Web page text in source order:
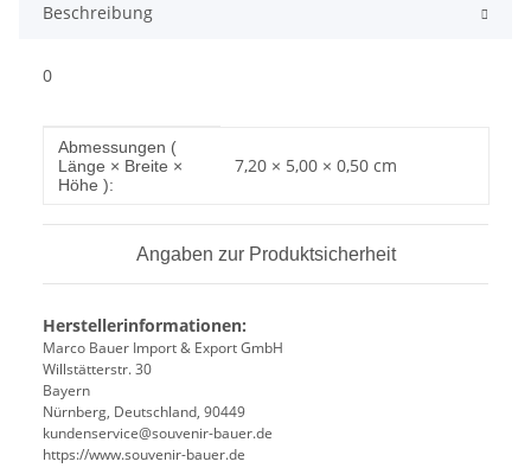
Beschreibung
0
Produkteigenschaft
Wert
Abmessungen (
Länge × Breite ×
Höhe ):
7,20 × 5,00 × 0,50 cm
Angaben zur Produktsicherheit
Herstellerinformationen:
Marco Bauer Import & Export GmbH
Willstätterstr. 30
Bayern
Nürnberg, Deutschland, 90449
kundenservice@souvenir-bauer.de
https://www.souvenir-bauer.de